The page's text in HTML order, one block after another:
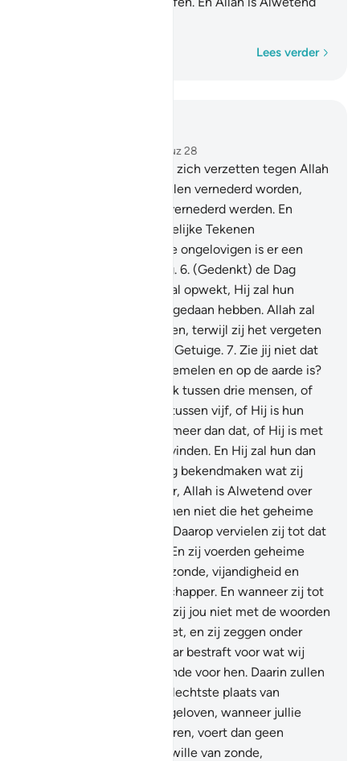
Lees verder
Hoofdstuk 58, Pagina 543, Juz 28
Voorwaar, degenen die zich verzetten tegen Allah
en Zijn Boodschapper zullen vernederd worden,
zoals degenen vóór hen vernederd werden. En
waarlijk, Wij hebben duidelijke Tekenen
neergezonden. En voor de ongelovigen is er een
vernederende bestraffing. 6. (Gedenkt) de Dag
waarop Allah Hen allemaal opwekt, Hij zal hun
daarop meedelen wat zij gedaan hebben. Allah zal
het nauwkeurig opsommen, terwijl zij het vergeten
hebben. Allah is van alles Getuige. 7. Zie jij niet dat
Allah weet wat er in de hemelen en op de aarde is?
Er is geen geheim gesprek tussen drie mensen, of
Hij is hun vierde; en niet tussen vijf, of Hij is hun
zesde; en niet minder of meer dan dat, of Hij is met
hen, waar zij zich ook bevinden. En Hij zal hun dan
op de Dag der Opstanding bekendmaken wat zij
hebben gedaan. Voorwaar, Allah is Alwetend over
Zie jij degenen niet die het geheime
gesprek verboden werd? Daarop vervielen zij tot dat
wat hun verboden werd. En zij voerden geheime
gesprekken omwille van zonde, vijandigheid en
opstand tegen de Boodschapper. En wanneer zij tot
jou kwamen, begroetten zij jou niet met de woorden
waarmee Allah jou begroet, en zij zeggen onder
elkaar: "Had Allah ons maar bestraft voor wat wij
zeiden." De Hel is voldoende voor hen. Daarin zullen
zij branden. En dat is de slechtste plaats van
O jullie die geloven, wanneer jullie
geheime gesprekken voeren, voert dan geen
geheime gesprekken omwille van zonde,